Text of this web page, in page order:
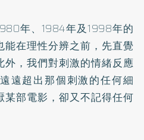
年、1984年及1998年的
在理性分辨之前，先直覺
，我們對刺激的情緒反應
遠超出那個刺激的任何細
部電影，卻又不記得任何